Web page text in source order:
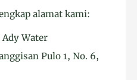
alamat kami:
Ady Water
Pulo 1, No. 6,